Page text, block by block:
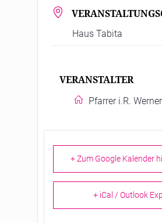
Haus Tabita
VERANSTALTER
Pfarrer i.R.
+ Zum Google Kalender
+ iCal / Outlook